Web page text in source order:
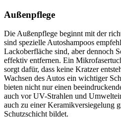
Außenpflege
Die Außenpflege beginnt mit der
sind spezielle Autoshampoos
Lackoberfläche sind, aber dennoch
effektiv entfernen. Ein
sorgt dafür, dass keine Kratzer
Wachsen des Autos ein wichtiger
bieten nicht nur einen
auch vor UV-Strahlen und
auch zu einer Keramikversiegelung
Schutzschicht bildet.